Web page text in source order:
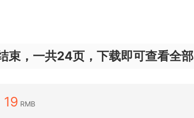
束，一共24页，下载即可查看全部
19 RMB